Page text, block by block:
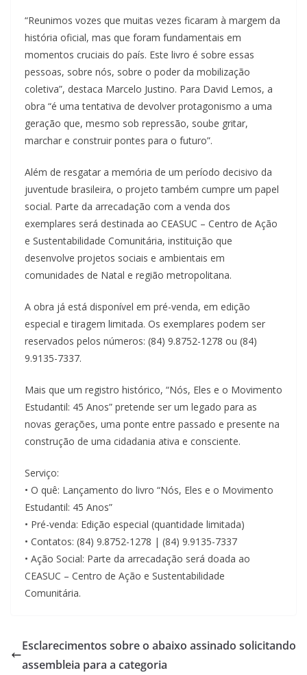
“Reunimos vozes que muitas vezes ficaram à margem da
história oficial, mas que foram fundamentais em
momentos cruciais do país. Este livro é sobre essas
pessoas, sobre nós, sobre o poder da mobilização
coletiva”, destaca Marcelo Justino. Para David Lemos, a
obra “é uma tentativa de devolver protagonismo a uma
geração que, mesmo sob repressão, soube gritar,
marchar e construir pontes para o futuro”.
Além de resgatar a memória de um período decisivo da
juventude brasileira, o projeto também cumpre um papel
social. Parte da arrecadação com a venda dos
exemplares será destinada ao CEASUC – Centro de Ação
e Sustentabilidade Comunitária, instituição que
desenvolve projetos sociais e ambientais em
comunidades de Natal e região metropolitana.
A obra já está disponível em pré-venda, em edição
especial e tiragem limitada. Os exemplares podem ser
reservados pelos números: (84) 9.8752-1278 ou (84)
9.9135-7337.
Mais que um registro histórico, “Nós, Eles e o Movimento
Estudantil: 45 Anos” pretende ser um legado para as
novas gerações, uma ponte entre passado e presente na
construção de uma cidadania ativa e consciente.
Serviço:
• O quê: Lançamento do livro “Nós, Eles e o Movimento
Estudantil: 45 Anos”
• Pré-venda: Edição especial (quantidade limitada)
• Contatos: (84) 9.8752-1278 | (84) 9.9135-7337
• Ação Social: Parte da arrecadação será doada ao
CEASUC – Centro de Ação e Sustentabilidade
Comunitária.
Esclarecimentos sobre o abaixo assinado solicitando
assembleia para a categoria